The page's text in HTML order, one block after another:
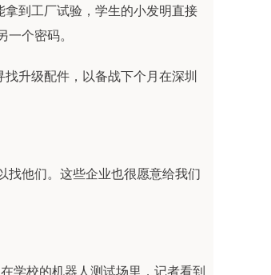
到工厂试验，学生的小发明直接
个密码。
升级配件，以备战下个月在深圳
找他们。这些企业也很愿意给我们
学校的机器人测试场里，记者看到